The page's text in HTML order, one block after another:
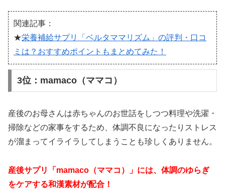
関連記事：
★栄養補給サプリ「ベルタママリズム」の評判・口コ
ミは？おすすめポイントもまとめてみた！
3位：mamaco（ママコ）
産後のお母さんは赤ちゃんのお世話をしつつ料理や洗濯・
掃除などの家事をするため、体調不良になったりストレス
が溜まってイライラしてしまうことも珍しくありません。
産後サプリ「mamaco（ママコ）」には、体調のゆらぎ
をケアする和漢素材が配合！